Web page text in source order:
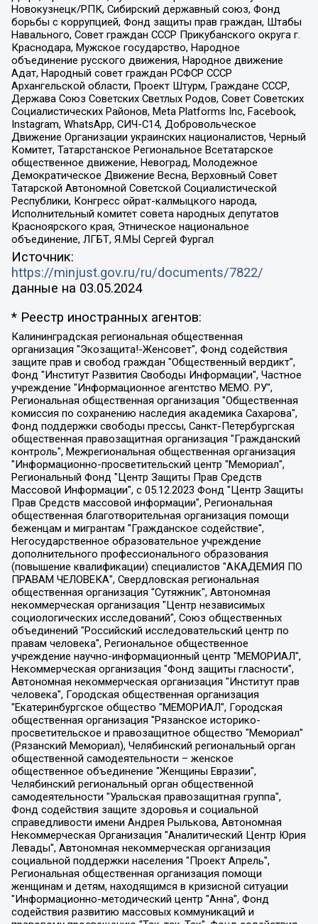
Новокузнецк/РПК, Сибирский державный союз, Фонд
борьбы с коррупцией, Фонд защиты прав граждан, Штабы
Навального, Совет граждан СССР Прикубанского округа г.
Краснодара, Мужское государство, Народное
объединение русского движения, Народное движение
Адат, Народный совет граждан РСФСР СССР
Архангельской области, Проект Штурм, Граждане СССР,
Держава Союз Советских Светлых Родов, Совет Советских
Социалистических Районов, Meta Platforms Inc, Facebook,
Instagram, WhatsApp, СИЧ-С14, Добровольческое
Движение Организации украинских националистов, Черный
Комитет, Татарстанское Региональное Всетатарское
общественное движение, Невоград, Молодежное
Демократическое Движение Весна, Верховный Совет
Татарской Автономной Советской Социалистической
Республики, Конгресс ойрат-калмыцкого народа,
Исполнительный комитет совета народных депутатов
Красноярского края, Этническое национальное
объединение, ЛГБТ, Я.МЫ Сергей Фургал
Источник:
https://minjust.gov.ru/ru/documents/7822/
данные на 03.05.2024
* Реестр иностранных агентов:
Калининградская региональная общественная организация "Экозащита!-Женсовет", Фонд содействия защите прав и свобод граждан "Общественный вердикт", Фонд "Институт Развития Свободы Информации", Частное учреждение "Информационное агентство МЕМО. РУ", Региональная общественная организация "Общественная комиссия по сохранению наследия академика Сахарова", Фонд поддержки свободы прессы, Санкт-Петербургская общественная правозащитная организация "Гражданский контроль", Межрегиональная общественная организация "Информационно-просветительский центр "Мемориал", Региональный Фонд "Центр Защиты Прав Средств Массовой Информации", с 05.12.2023 Фонд "Центр Защиты Прав Средств массовой информации", Региональная общественная благотворительная организация помощи беженцам и мигрантам "Гражданское содействие", Негосударственное образовательное учреждение дополнительного профессионального образования (повышение квалификации) специалистов "АКАДЕМИЯ ПО ПРАВАМ ЧЕЛОВЕКА", Свердловская региональная общественная организация "Сутяжник", Автономная некоммерческая организация "Центр независимых социологических исследований", Союз общественных объединений "Российский исследовательский центр по правам человека", Региональное общественное учреждение научно-информационный центр "МЕМОРИАЛ", Некоммерческая организация "Фонд защиты гласности", Автономная некоммерческая организация "Институт прав человека", Городская общественная организация "Екатеринбургское общество "МЕМОРИАЛ", Городская общественная организация "Рязанское историко-просветительское и правозащитное общество "Мемориал" (Рязанский Мемориал), Челябинский региональный орган общественной самодеятельности – женское общественное объединение "Женщины Евразии", Челябинский региональный орган общественной самодеятельности "Уральская правозащитная группа", Фонд содействия защите здоровья и социальной справедливости имени Андрея Рылькова, Автономная Некоммерческая Организация "Аналитический Центр Юрия Левады", Автономная некоммерческая организация социальной поддержки населения "Проект Апрель", Региональная общественная организация помощи женщинам и детям, находящимся в кризисной ситуации "Информационно-методический центр "Анна", Фонд содействия развитию массовых коммуникаций и правовому просвещению "Так-так-Так", Фонд содействия устойчивому развитию "Серебряная тайга", Свердловский региональный общественный фонд социальных проектов "Новое время", "Idel.Реалии", Кавказ.Реалии, Крым.Реалии, Телеканал Настоящее Время, Татаро-башкирская служба Радио Свобода (Azatliq Radiosi), Радио Свободная Европа/Радио Свобода (PCE/PC), "Сибирь.Реалии", "Фактограф", Благотворительный фонд помощи осужденным и их семьям, Автономная некоммерческая организация "Институт глобализации и социальных движений", Фонд "В защиту прав заключенных", Частное учреждение "Центр поддержки и содействия развитию средств массовой информации", Пензенский региональный общественный благотворительный фонд "Гражданский союз", "Север.Реалии", Некоммерческая организация Фонд "Правовая инициатива", Общество с ограниченной ответственностью "Радио Свободная Европа/Радио Свобода", Чешское информационное агентство "MEDIUM-ORIENT", Красноярская региональная общественная организация "Мы против СПИДа", Камалягин Денис Николаевич, Маркелов Сергей Евгеньевич, Пономарев Лев Александрович, Савицкая Людмила Алексеевна, Автономная некоммерческая организация "Центр по работе с проблемой насилия "НАСИЛИЮ.НЕТ", Межрегиональный профессиональный союз работников здравоохранения "Альянс врачей", Юридическое лицо, зарегистрированное в Латвийской Республике, SIA "Medusa Project" (регистрационный номер 40103797863, дата регистрации 10.06.2014), Некоммерческая организация "Фонд по борьбе с коррупцией", Автономная некоммерческая организация "Институт права и публичной политики", Баданин Роман Сергеевич, Гликин Максим Александрович, Железнова Мария Михайловна, Лукьянова Юлия Сергеевна, Маетная Елизавета Витальевна, Маняхин Петр Борисович, Чуракова Ольга Владимировна, Ярош Юлия Петровна, Юридическое лицо "The Insider SIA", зарегистрированное в Риге, Латвийская Республика (дата регистрации 26.06.2015), являющееся администратором доменного имени интернет-издания "The Insider SIA", https://theins.ru, Постернак Алексей Евгеньевич, Рубин Михаил Аркадьевич, Анин Роман Александрович, Юридическое лицо Istories fonds, зарегистрированное в Латвийской Республике (регистрационный номер 50008295751, дата регистрации 24.02.2020), Великовский Дмитрий Александрович, Долинина Ирина Николаевна, Мароховская Алеся Алексеевна, Шлейнов Роман Юрьевич, Шмагун Олеся Валентиновна, Общество с ограниченной ответственностью "Альтаир 2021", Общество с ограниченной ответственностью "Вега 2021", Общество с ограниченной ответственностью "Главный редактор 2021", Общество с ограниченной ответственностью "Ромашки монолит", Важенков Артем Валерьевич, Ивановская областная общественная организация "Центр гендерных исследований", Гурман Юрий Альбертович, Медиапроект "ОВД-Инфо", Егоров Владимир Владимирович, Жилинский Владимир Александрович, Общество с ограниченной ответственностью "ЗП", Иванова София Юрьевна, Карезина Инна Павловна, Кильтау Екатерина Викторовна, Петров Алексей Викторович, Пискунов Сергей Евгеньевич, Смирнов Сергей Сергеевич, Тихонов Михаил Сергеевич, Общество с ограниченной ответственностью "ЖУРНАЛИСТ-ИНОСТРАННЫЙ АГЕНТ", Арапова Галина Юрьевна, Вольтская Татьяна Анатольевна, Американская компания "Mason G.E.S. Anonymous Foundation" (США), являющаяся владельцем интернет-издания https://mnews.world/, Компания "Stichting Bellingcat", зарегистрированная в Нидерландах (дата регистрации 11.07.2018), Захаров Андрей Вячеславович, Клепиковская Екатерина Дмитриевна, Общество с ограниченной ответственностью "МЕМО", Перл Роман Александрович, Симонов Евгений Алексеевич, Соловьева Елена Анатольевна, Сотников Даниил Владимирович, Сурначева Елизавета Дмитриевна, Автономная некоммерческая организация по защите прав человека и информированию населения "Якутия – Наше Мнение", Общество с ограниченной ответственностью "Москоу диджитал медиа", с 26.01.2023 Общество с ограниченной ответственностью "Чайка Белые сады", Ветошкина Валерия Валерьевна, Заговора Максим Александрович, Межрегиональное общественное движение "Российская ЛГБТ - сеть", Оленичев Максим Владимирович, Павлов Иван Юрьевич, Скворцова Елена Сергеевна, Общество с ограниченной ответственностью "Как бы инагент", Кочетков Игорь Викторович, Общество с ограниченной ответственностью "Честные выборы", Еланчик Олег Александрович, Общество с ограниченной ответственностью "Нобелевский призыв", Гималова Регина Эмилевна, Григорьев Андрей Валерьевич, Григорьева Алина Александровна, Ассоциация по содействию защите прав призывников, альтернативнослужащих и военнослужащих "Правозащитная группа "Гражданин.Армия.Право", Хисамова Регина Фаритовна, Автономная некоммерческая организация по реализации социально-правовых программ "Лилит", Дальневосточное общественное движение "Маяк", Санкт-Петербургская ЛГБТ-инициативная группа "Выход", Инициативная группа ЛГБТ+ "Реверс", Алексеев Андрей Викторович, Бекбулатова Таисия Львовна, Беляев Иван Михайлович, Владыкина Елена Сергеевна, Гельман Марат Александрович, Никульшина Вероника Юрьевна, Толоконникова Надежда Андреевна, Шендерович Виктор Анатольевич, Общество с ограниченной ответственностью "Данное сообщение", Общество с ограниченной ответственностью Издательский дом "Новая глава", Айнбиндер Александра Александровна, Московский комьюнити-центр для ЛГБТ+инициатив, Благотворительный фонд развития филантропии, Deutsche Welle (Германия, Kurt-Schumacher-Strasse 3, 53113 Bonn), Борзунова Мария Михайловна, Воробьев Виктор Викторович, Голубева Анна Львовна, Константинова Алла Михайловна, Малкова Ирина Владимировна, Мурадов Мурад Абдулгалимович, Осетинская Елизавета Николаевна, Понасенков Евгений Николаевич, Ганапольский Матвей Юрьевич, Киселев Евгений Алексеевич, Борухович Ирина Григорьевна, Дремин Иван Тимофеевич, Дубровский Дмитрий Викторович, Красноярская региональная общественная организация поддержки и развития альтернативных образовательных технологий и межкультурных коммуникаций "ИНТЕРРА", Маяковская Екатерина Алексеевна, Фейгин Марк Захарович, Филимонов Андрей Викторович, Дзугкоева Регина Николаевна, Доброхотов Роман Александрович, Дудь Юрий Александрович, Елкин Сергей Владимирович, Кругликов Кирилл Игоревич, Сабунаева Мария Леонидовна, Семенов Алексей Владимирович, Шаинян Карен Багратович, Шульман Екатерина Михайловна, Асафьев Артур Валерьевич, Вахштайн Виктор Семенович, Венедиктов Алексей Алексеевич, Лушникова Екатерина Евгеньевна, Волков Леонид Михайлович, Невзоров Александр Глебович, Пархоменко Сергей Борисович, Сироткин Ярослав Николаевич, Кара-Мурза Владимир Владимирович, Баранова Наталья Владимировна, Гозман Леонид Яковлевич, Кагарлицкий Борис Юльевич, Климарев Михаил Валерьевич, Милов Владимир Станиславович, Автономная некоммерческая организация Краснодарский центр современного искусства "Типография", Моргенштерн Алишер Тагирович, Соболь Любовь Эдуардовна, Общество с ограниченной ответственностью "ЛИЗА НОРМ", Каспаров Гарри Кимович, Ходорковский Михаил Борисович, Общество с ограниченной ответственностью "Апрельские тезисы", Данилович Ирина Брониславовна, Кашин Олег Владимирович, Петров Николай Владимирович, Пивоваров Алексей Владимирович, Соколов Михаил Владимирович, Цветкова Юлия Владимировна, Чичваркин Евгений Александрович, Комитет против пыток/Команда против пыток, Общество с ограниченной ответственностью "Первый научный", Общество с ограниченной ответственностью "Вертолет и ко", Белоцерковская Вероника Борисовна, Кац Максим Евгеньевич, Лазарева Татьяна Юрьевна, Шаведдинов Руслан Табризович, Яшин Илья Валерьевич, Общество с ограниченной ответственностью "Иноагент ААВ", Алешковский Дмитрий Петрович, Альбац Евгения Марковна, Быков Дмитрий Львович, Галямина Юлия Евгеньевна, Лойко Сергей Леонидович, Мартынов Кирилл Константинович, Медведев Сергей Александрович, Крашенинников Федор Геннадиевич, Гордеева Катерина Вл